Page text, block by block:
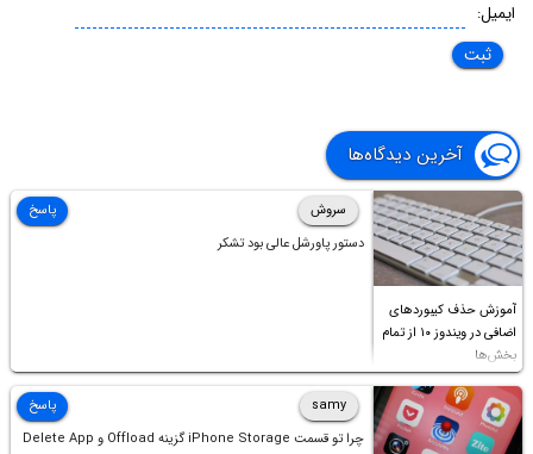
ایمیل:
آخرین دیدگاه‌ها
آموزش حذف کیبوردهای
اضافی در ویندوز ۱۰ از تمام
بخش‌ها
سروش
دستور پاورشل عالی بود تشکر
پاسخ
samy
چرا تو قسمت iPhone Storage گزینه Offload و Delete App
پاسخ